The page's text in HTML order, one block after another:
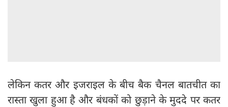
लेकिन कतर और इजराइल के बीच बैक चैनल बातचीत का
रास्ता खुला हुआ है और बंधकों को छुड़ाने के मुददे पर कतर